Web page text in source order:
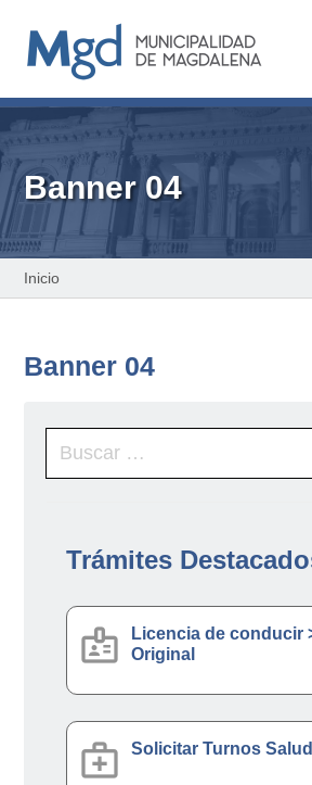
Banner 04
Inicio
Banner 04
Trámites
badge
Licencia de conducir
Original
medical_services Solicitar Turnos Salud